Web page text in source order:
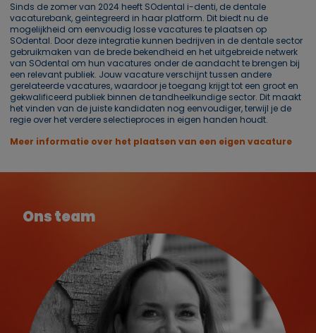
Sinds de zomer van 2024 heeft SOdental i-denti, de dentale
vacaturebank, geïntegreerd in haar platform. Dit biedt nu de
mogelijkheid om eenvoudig losse vacatures te plaatsen op
SOdental. Door deze integratie kunnen bedrijven in de dentale sector
gebruikmaken van de brede bekendheid en het uitgebreide netwerk
van SOdental om hun vacatures onder de aandacht te brengen bij
een relevant publiek. Jouw vacature verschijnt tussen andere
gerelateerde vacatures, waardoor je toegang krijgt tot een groot en
gekwalificeerd publiek binnen de tandheelkundige sector. Dit maakt
het vinden van de juiste kandidaten nog eenvoudiger, terwijl je de
regie over het verdere selectieproces in eigen handen houdt.
Meer informatie over het plaatsen van een eigen vacature
Ons team